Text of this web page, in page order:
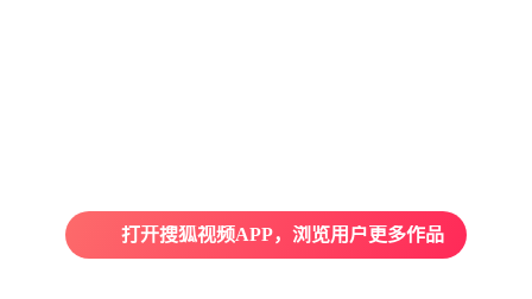
打开搜狐视频APP，浏览用户更多作品